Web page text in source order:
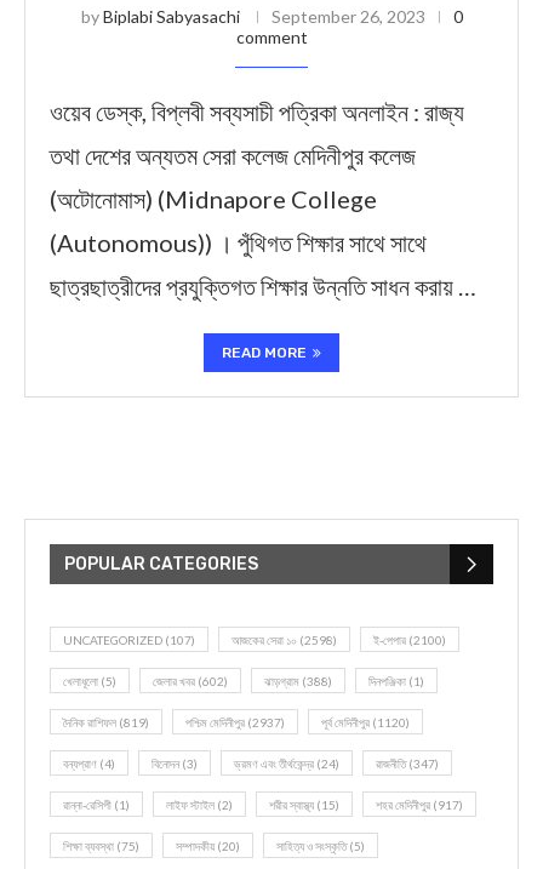
byBiplabi Sabyasachi September 26, 2023
0
comment
ওয়েব ডেস্ক, বিপ্লবী সব্যসাচী পত্রিকা অনলাইন : রাজ্য
তথা দেশের অন্যতম সেরা কলেজ মেদিনীপুর কলেজ
(অটোনোমাস) (Midnapore College
(Autonomous)) । পুঁথিগত শিক্ষার সাথে সাথে
ছাত্রছাত্রীদের প্রযুক্তিগত শিক্ষার উন্নতি সাধন করায় …
READ MORE
POPULAR CATEGORIES
UNCATEGORIZED (107) আজকের সেরা ১০ (2598) ই-পেপার (2100)
খেলাধূলো (5) জেলার খবর (602) ঝাড়গ্রাম (388) দিনপঞ্জিকা (1)
দৈনিক রাশিফল (819) পশ্চিম মেদিনীপুর (2937) পূর্ব মেদিনীপুর (1120)
বন্যপ্রাণ (4) বিনোদন(3) ভ্রমণ এবং তীর্থকেন্দ্র (24) রাজনীতি(347)
রান্না-রেসিপী (1) লাইফ স্টাইল (2) শরীর স্বাস্থ্য (15) শহর মেদিনীপুর (917)
শিক্ষা ব্যবস্থা (75) সম্পাদকীয় (20) সাহিত্য ও সংস্কৃতি(5)